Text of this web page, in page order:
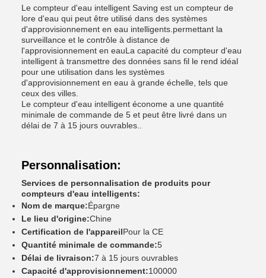
Le compteur d'eau intelligent Saving est un compteur de
lore d'eau qui peut être utilisé dans des systèmes
d'approvisionnement en eau intelligents.permettant la
surveillance et le contrôle à distance de
l'approvisionnement en eauLa capacité du compteur d'eau
intelligent à transmettre des données sans fil le rend idéal
pour une utilisation dans les systèmes
d'approvisionnement en eau à grande échelle, tels que
ceux des villes.
Le compteur d'eau intelligent économe a une quantité
minimale de commande de 5 et peut être livré dans un
délai de 7 à 15 jours ouvrables..
Personnalisation:
Services de personnalisation de produits pour
compteurs d'eau intelligents:
Nom de marque:Épargne
Le lieu d'origine:Chine
Certification de l'appareilPour la CE
Quantité minimale de commande:5
Délai de livraison:7 à 15 jours ouvrables
Capacité d'approvisionnement:100000